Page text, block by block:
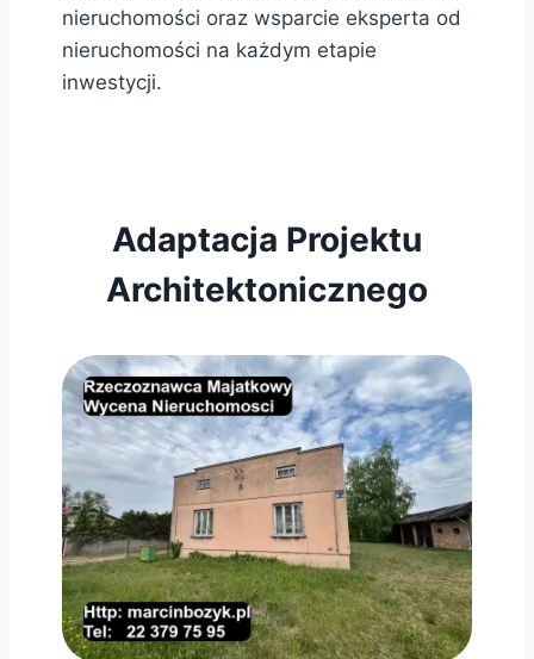
nieruchomości oraz wsparcie eksperta od
nieruchomości na każdym etapie
inwestycji.
Adaptacja Projektu
Architektonicznego